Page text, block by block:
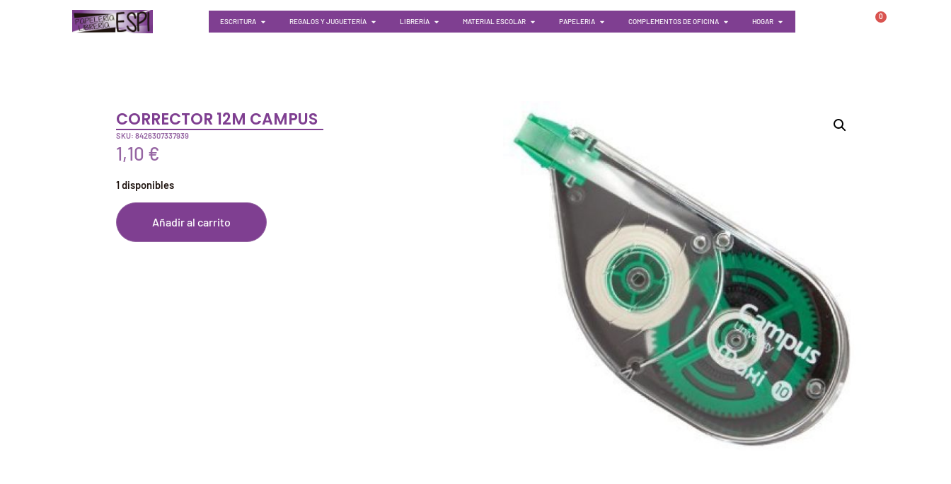
ESCRITURA REGALOS Y JUGUETERÍA LIBRERÍA MATERIAL ESCOLAR PAPELERIA COMPLEMENTOS DE OFICINA HOGAR
0
CORRECTOR 12M CAMPUS
SKU: 8426307337939
1,10 €
1 disponibles
Añadir al carrito